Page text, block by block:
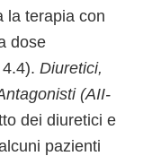
la terapia con
dose
Diuretici,
(AII-
dei diuretici e
pazienti